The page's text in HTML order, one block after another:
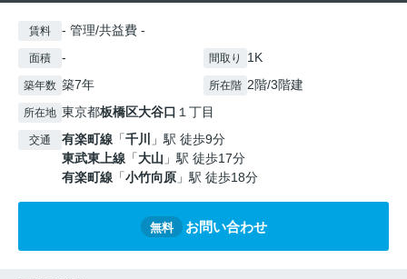
賃料 - 管理/共益費 -
面積 - 間取り 1K
築年数 築7年 所在階 2階/3階建
所在地 東京都板橋区大谷口 １丁目
交通 有楽町線 「千川
」駅 徒歩9分
東武東上線 「大山 」駅 徒歩17分
有楽町線 「小竹向原 」駅 徒歩18分
無料 お問い合わせ